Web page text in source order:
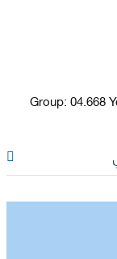
Group: 04.668